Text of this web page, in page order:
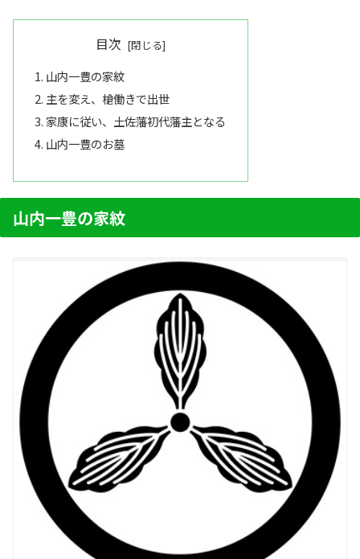
目次
山内一豊の家紋
主を変え、槍働きで出世
家康に従い、土佐藩初代藩主となる
山内一豊のお墓
山内一豊の家紋